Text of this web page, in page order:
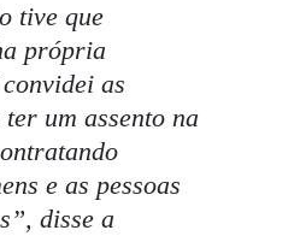
tive que
própria
as
um assento na
e as pessoas
, disse a